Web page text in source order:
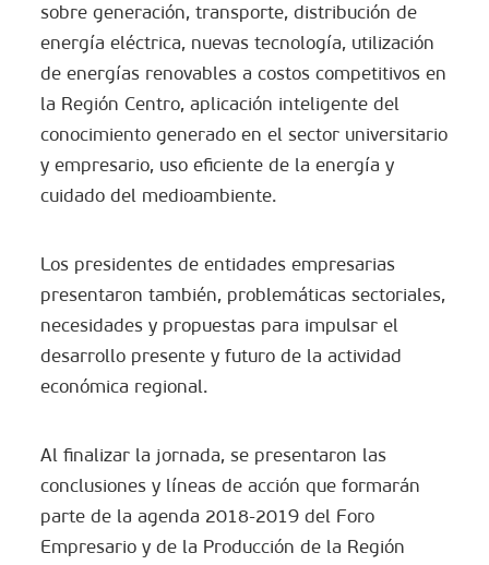
sobre generación, transporte, distribución de
energía eléctrica, nuevas tecnología, utilización
de energías renovables a costos competitivos en
la Región Centro, aplicación inteligente del
conocimiento generado en el sector universitario
y empresario, uso eficiente de la energía y
cuidado del medioambiente.
Los presidentes de entidades empresarias
presentaron también, problemáticas sectoriales,
necesidades y propuestas para impulsar el
desarrollo presente y futuro de la actividad
económica regional.
Al finalizar la jornada, se presentaron las
conclusiones y líneas de acción que formarán
parte de la agenda 2018-2019 del Foro
Empresario y de la Producción de la Región